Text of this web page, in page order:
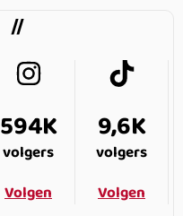
594K
volgers
Volgen
9,6K
volgers
Volgen